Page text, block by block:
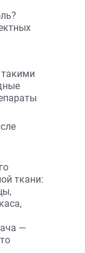
ткани:
—